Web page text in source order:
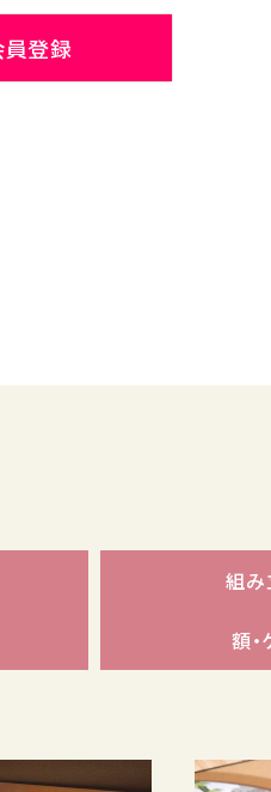
員登録
組み
額・